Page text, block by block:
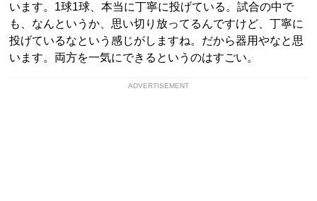
います。1球1球、本当に丁寧に投げている。試合の中で
も、なんというか、思い切り放ってるんですけど、丁寧に
投げているなという感じがしますね。だから器用やなと思
います。両方を一気にできるというのはすごい。
ADVERTISEMENT